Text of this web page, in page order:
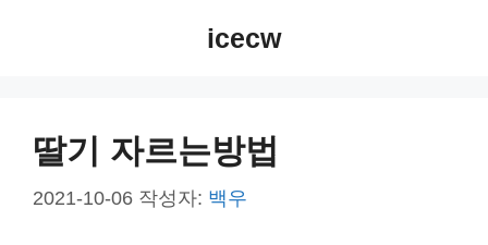
icecw
딸기 자르는방법
2021-10-06 작성자: 백우